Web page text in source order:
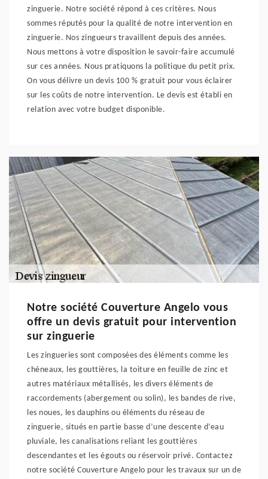
zinguerie. Notre société répond à ces critères. Nous
sommes réputés pour la qualité de notre intervention en
zinguerie. Nos zingueurs travaillent depuis des années.
Nous mettons à votre disposition le savoir-faire accumulé
sur ces années. Nous pratiquons la politique du petit prix.
On vous délivre un devis 100 % gratuit pour vous éclairer
sur les coûts de notre intervention. Le devis est établi en
relation avec votre budget disponible.
Notre société Couverture Angelo vous
offre un devis gratuit pour intervention
sur zinguerie
Les zingueries sont composées des éléments comme les
chéneaux, les gouttières, la toiture en feuille de zinc et
autres matériaux métallisés, les divers éléments de
raccordements (abergement ou solin), les bandes de rive,
les noues, les dauphins ou éléments du réseau de
zinguerie, situés en partie basse d’une descente d’eau
pluviale, les canalisations reliant les gouttières
descendantes et les égouts ou réservoir privé. Contactez
notre société Couverture Angelo pour les travaux sur un de